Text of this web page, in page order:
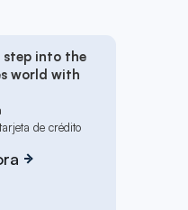
step into the
world with
de crédito